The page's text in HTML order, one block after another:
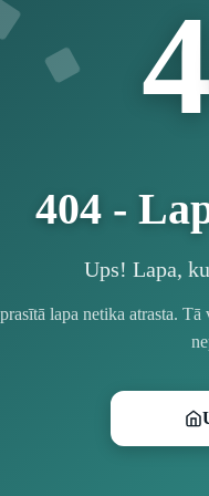
4
404 -
Ups! Lapa,
lapa netika atrasta.